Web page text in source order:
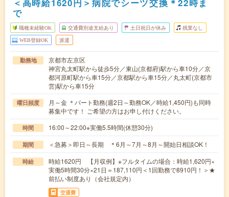
＜高時給1620円＞病院でシーツ交換＊22時ま
で
職種未経験OK 交通費別途支給あり 土日祝日が休み 残業なし
WEB登録OK 派遣
勤務地
京都市左京区
神宮丸太町駅から徒歩5分／東山(京都府)駅から車10分／京
都河原町駅から車15分／京都駅から車15分／丸太町(京都市
営)駅から車15分
曜日頻度
月～金 ＊パート勤務(週2日～勤務OK／時給1,450円)も同時
募集中です！ ご希望の方はお申し付けください。
時間 16:00～22:00※実働5.5時間(休憩30分)
期間 ＜急募＞即日～長期 ＊6月～7月～8月～開始日相談OK！
時給
時給1620円 【月収例】※フルタイムの場合：時給1,620円×
実働5時間30分×21日＝187,110円＜1回勤務で8910円！＞★
前払い制度あり（会社規定内）
交通費